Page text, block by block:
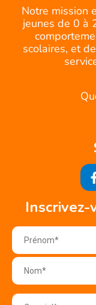
Notre mission
jeunes de 0 à
scolaires, et